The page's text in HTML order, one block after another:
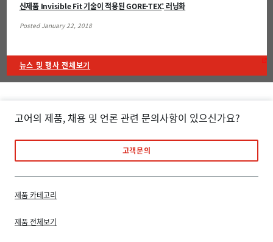
신제품 Invisible Fit 기술이 적용된 GORE-TEX®러닝화
Posted January 22, 2018
뉴스 및 행사 전체보기
고어의 제품, 채용 및 언론 관련 문의사항이 있으신가요?
고객문의
제품 카테고리
제품 전체보기